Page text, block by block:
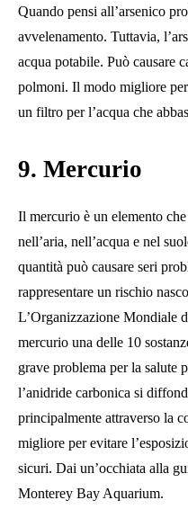
Quando pensi all’arsenico
avvelenamento. Tuttavia,
acqua potabile. Può causare
polmoni. Il modo migliore
un filtro per l’acqua che
9. Mercurio
Il mercurio è un elemento
nell’aria, nell’acqua e nel
quantità può causare seri
rappresentare un rischio
L’Organizzazione Mondiale
mercurio una delle 10
grave problema per la salute
l’anidride carbonica si
principalmente attraverso la
migliore per evitare
sicuri. Dai un’occhiata alla
Monterey Bay Aquarium.